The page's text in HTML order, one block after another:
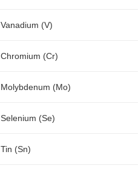
Vanadium (V)
Chromium (Cr)
Molybdenum (Mo)
Selenium (Se)
Tin (Sn)